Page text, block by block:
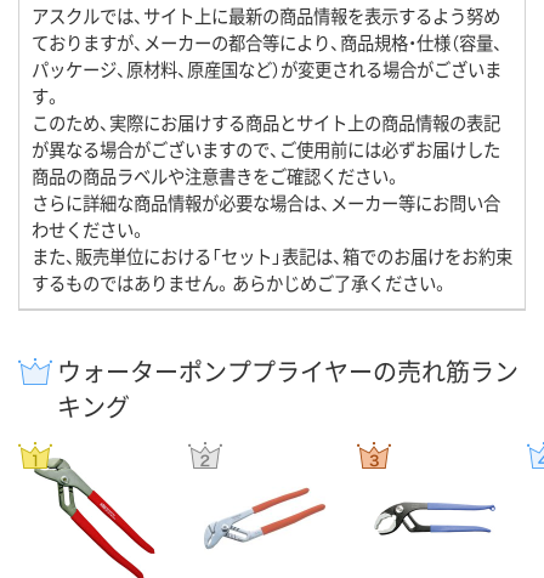
アスクルでは、サイト上に最新の商品情報を表示するよう努め
ておりますが、メーカーの都合等により、商品規格・仕様（容量、
パッケージ、原材料、原産国など）が変更される場合がございま
す。
このため、実際にお届けする商品とサイト上の商品情報の表記
が異なる場合がございますので、ご使用前には必ずお届けした
商品の商品ラベルや注意書きをご確認ください。
さらに詳細な商品情報が必要な場合は、メーカー等にお問い合
わせください。
また、販売単位における「セット」表記は、箱でのお届けをお約束
するものではありません。あらかじめご了承ください。
ウォーターポンププライヤーの売れ筋ラン
キング